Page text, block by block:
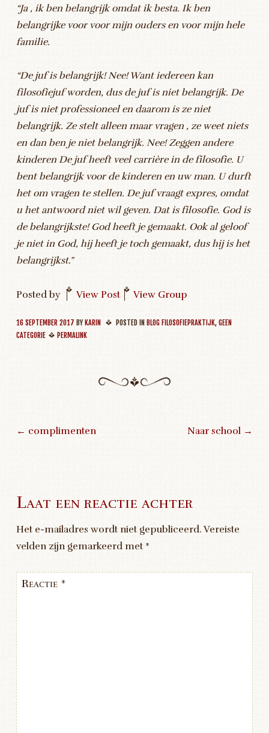
“Ja , ik ben belangrijk omdat ik besta. Ik ben
belangrijke voor voor mijn ouders en voor mijn hele
familie.
“De juf is belangrijk! Nee! Want iedereen kan
filosofiejuf worden, dus de juf is niet belangrijk. De
juf is niet professioneel en daarom is ze niet
belangrijk. Ze stelt alleen maar vragen , ze weet niets
en dan ben je niet belangrijk. Nee! Zeggen andere
kinderen De juf heeft veel carrière in de filosofie. U
bent belangrijk voor de kinderen en uw man. U durft
het om vragen te stellen. De juf vraagt expres, omdat
u het antwoord niet wil geven. Dat is filosofie. God is
de belangrijkste! God heeft je gemaakt. Ook al geloof
je niet in God, hij heeft je toch gemaakt, dus hij is het
belangrijkst.”
Posted by | View Post | View Group
16 SEPTEMBER 2017 BY KARIN POSTED INBLOG FILOSOFIEPRAKTIJK,GEEN
CATEGORIE
PERMALINK
← complimenten Naar school →
Laat een reactie achter
Het e-mailadres wordt niet gepubliceerd.Vereiste
velden zijn gemarkeerd met *
Reactie *